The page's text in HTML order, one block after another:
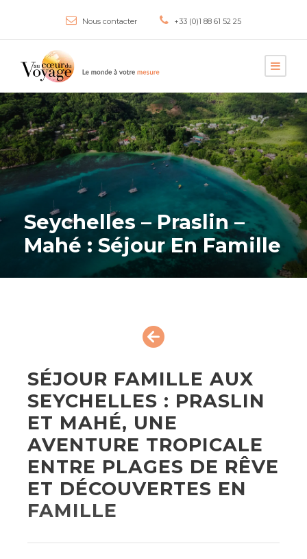
Nous contacter +33 (0)1 88 61 52 25
Seychelles – Praslin –
Mahé : Séjour En Famille
SÉJOUR FAMILLE AUX
SEYCHELLES : PRASLIN
ET MAHÉ, UNE
AVENTURE TROPICALE
ENTRE PLAGES DE RÊVE
ET DÉCOUVERTES EN
FAMILLE